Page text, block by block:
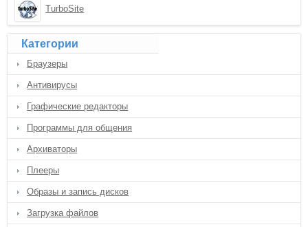
TurboSite
Категории
Браузеры
Антивирусы
Графические редакторы
Программы для общения
Архиваторы
Плееры
Образы и запись дисков
Загрузка файлов